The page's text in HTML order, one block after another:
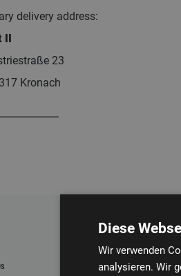
delivery address:
II
23
Kronach
Diese
Wir verwenden
analysieren. Wir